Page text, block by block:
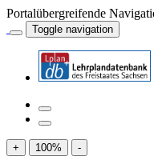
Portalübergreifende
Toggle navigation
+ 100% -